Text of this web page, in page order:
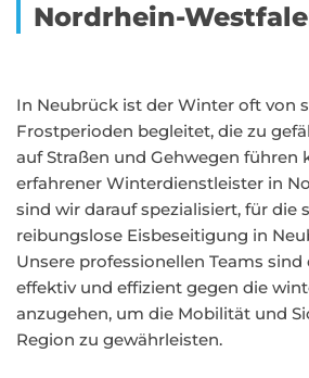
Nordrhein-
In Neubrück ist der Winter oft von
Frostperioden begleitet, die zu
auf Straßen und Gehwegen führen
erfahrener Winterdienstleister in
sind wir darauf spezialisiert, für die
reibungslose Eisbeseitigung in
Unsere professionellen Teams
effektiv und effizient gegen die
anzugehen, um die Mobilität und
Region zu gewährleisten.